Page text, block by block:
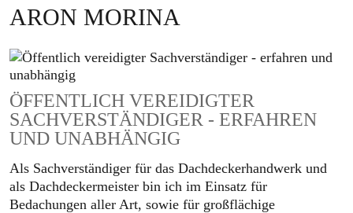
ARON MORINA
ÖFFENTLICH VEREIDIGTER
SACHVERSTÄNDIGER - ERFAHREN
UND UNABHÄNGIG
Als Sachverständiger für das Dachdeckerhandwerk und
als Dachdeckermeister bin ich im Einsatz für
Bedachungen aller Art, sowie für großflächige